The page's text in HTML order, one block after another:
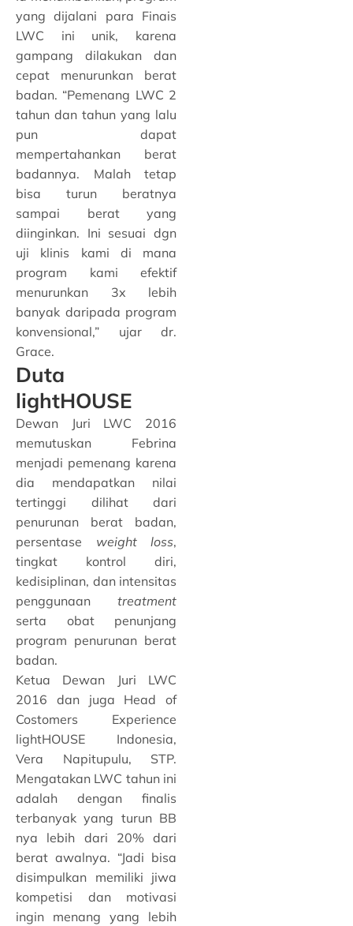
yang dijalani para Finais
LWC ini unik, karena
gampang dilakukan dan
cepat menurunkan berat
badan. “Pemenang LWC 2
tahun dan tahun yang lalu
pun dapat
mempertahankan berat
badannya. Malah tetap
bisa turun beratnya
sampai berat yang
diinginkan. Ini sesuai dgn
uji klinis kami di mana
program kami efektif
menurunkan 3x lebih
banyak daripada program
konvensional,” ujar dr.
Grace.
Duta
lightHOUSE
Dewan Juri LWC 2016
memutuskan Febrina
menjadi pemenang karena
dia mendapatkan nilai
tertinggi dilihat dari
penurunan berat badan,
persentase weight loss,
tingkat kontrol diri,
kedisiplinan, dan intensitas
penggunaan treatment
serta obat penunjang
program penurunan berat
badan.
Ketua Dewan Juri LWC
2016 dan juga Head of
Costomers Experience
lightHOUSE Indonesia,
Vera Napitupulu, STP.
Mengatakan LWC tahun ini
adalah dengan finalis
terbanyak yang turun BB
nya lebih dari 20% dari
berat awalnya. “Jadi bisa
disimpulkan memiliki jiwa
kompetisi dan motivasi
ingin menang yang lebih